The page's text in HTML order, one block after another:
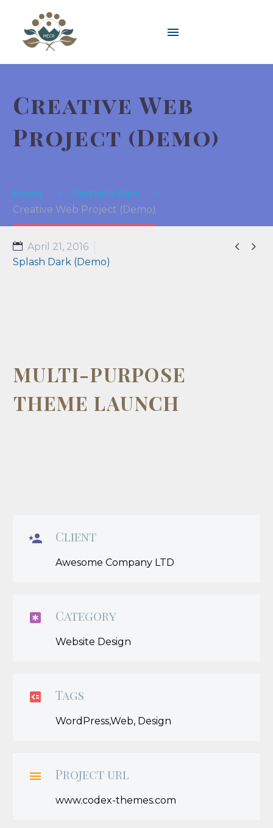
Creative Web
Project (Demo)
Home
Portfolio Item
Creative Web Project (Demo)
 
April 21, 2016
Splash Dark (Demo)
MULTI-PURPOSE
THEME LAUNCH
 Client
Awesome Company LTD
 Category
Website Design
 Tags
WordPress,Web, Design
 Project url
www.codex-themes.com